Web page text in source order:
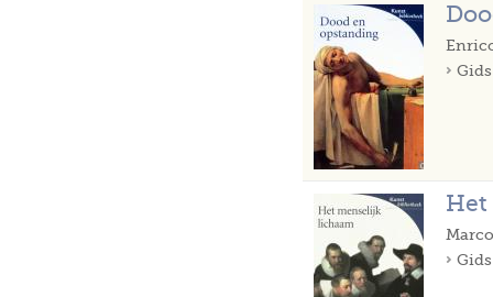
Gids
Het
Gids